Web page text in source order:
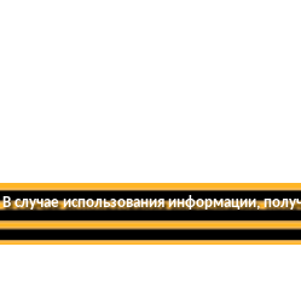
В случае использования информации,